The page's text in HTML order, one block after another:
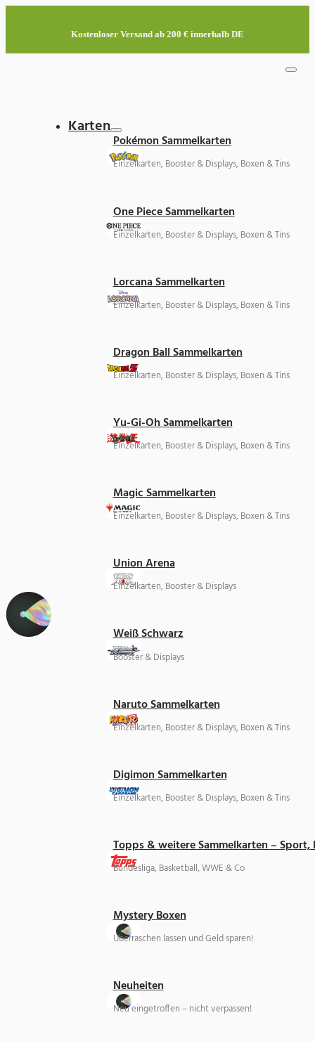
Kostenloser Versand ab 200 € innerhalb DE
Karten
Pokémon Sammelkarten
Einzelkarten, Booster & Displays, Boxen & Tins
One Piece Sammelkarten
Einzelkarten, Booster & Displays, Boxen & Tins
Lorcana Sammelkarten
Einzelkarten, Booster & Displays, Boxen & Tins
Dragon Ball Sammelkarten
Einzelkarten, Booster & Displays, Boxen & Tins
Yu-Gi-Oh Sammelkarten
Einzelkarten, Booster & Displays, Boxen & Tins
Magic Sammelkarten
Einzelkarten, Booster & Displays, Boxen & Tins
Union Arena
Einzelkarten, Booster & Displays
Weiß Schwarz
Booster & Displays
Naruto Sammelkarten
Einzelkarten, Booster & Displays, Boxen & Tins
Digimon Sammelkarten
Einzelkarten, Booster & Displays, Boxen & Tins
Topps & weitere Sammelkarten –
Bundesliga, Basketball, WWE & Co
Mystery Boxen
Überraschen lassen und Geld sparen!
Neuheiten
Neu eingetroffen – nicht verpassen!